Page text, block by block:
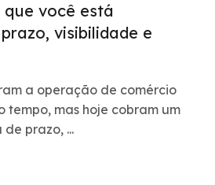
que você está
visibilidade e
a operação de comércio
tempo, mas hoje cobram um
prazo, ...